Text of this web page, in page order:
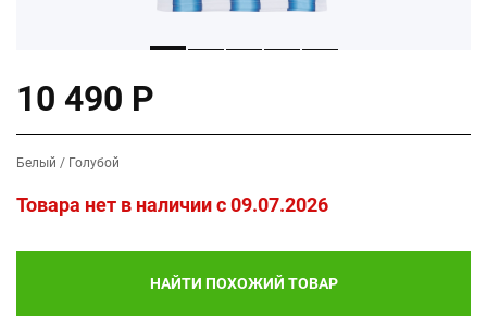
10 490 Р
Белый / Голубой
Товара нет в наличии c 09.07.2026
НАЙТИ ПОХОЖИЙ ТОВАР